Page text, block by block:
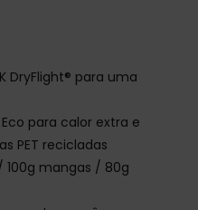
DryFlight® para uma
para calor extra e
PET recicladas
100g mangas / 80g